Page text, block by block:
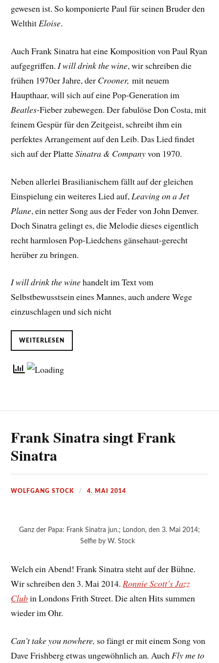
gewesen ist. So komponierte Paul für seinen Bruder den
WelthitEloise.
Auch Frank Sinatra hat eine Komposition von Paul Ryan
aufgegriffen. I will drink the wine, wir schreiben die
frühen 1970er Jahre, der Crooner,mit neuem
Haupthaar, will sich auf eine Pop-Generation im
Beatles-Fieber zubewegen. Der fabulöse Don Costa, mit
feinem Gespür für den Zeitgeist, schreibt ihm ein
perfektes Arrangement auf den Leib. Das Lied findet
sich auf der PlatteSinatra & Companyvon 1970.
Neben allerlei Brasilianischem fällt auf der gleichen
Einspielung ein weiteres Lied auf, Leaving on a Jet
Plane, ein netter Song aus der Feder von John Denver.
Doch Sinatra gelingt es, die Melodie dieses eigentlich
recht harmlosen Pop-Liedchens gänsehaut-gerecht
herüber zu bringen.
I will drink the winehandelt im Text vom
Selbstbewusstsein eines Mannes, auch andere Wege
einzuschlagen und sich nicht
WEITERLESEN
Frank Sinatra singt Frank
Sinatra
WOLFGANG STOCK 4. MAI 2014
Ganz der Papa: Frank Sinatra jun.; London, den 3. Mai 2014;
Selfie by W. Stock
Welch ein Abend! Frank Sinatra steht auf der Bühne.
Wir schreiben den 3. Mai 2014.Ronnie Scott’s Jazz
Clubin Londons Frith Street. Die alten Hits summen
wieder im Ohr.
Can’t take you nowhere, so fängt er mit einem Song von
Dave Frishberg etwas ungewöhnlich an. Auch Fly me to